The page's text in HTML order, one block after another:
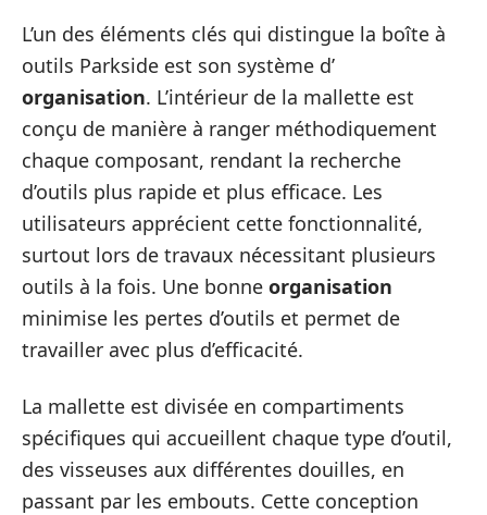
L’un des éléments clés qui distingue la boîte à
outils Parkside est son système d’
organisation. L’intérieur de la mallette est
conçu de manière à ranger méthodiquement
chaque composant, rendant la recherche
d’outils plus rapide et plus efficace. Les
utilisateurs apprécient cette fonctionnalité,
surtout lors de travaux nécessitant plusieurs
outils à la fois. Une bonne organisation
minimise les pertes d’outils et permet de
travailler avec plus d’efficacité.
La mallette est divisée en compartiments
spécifiques qui accueillent chaque type d’outil,
des visseuses aux différentes douilles, en
passant par les embouts. Cette conception